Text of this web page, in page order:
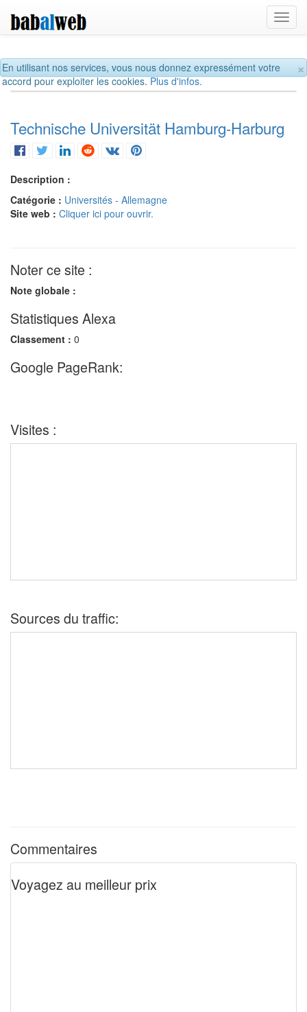
×
En utilisant nos services, vous nous donnez expressément votre
accord pour exploiter les cookies.Plus d'infos.
Technische Universität Hamburg-Harburg
Description :
Catégorie : Universités - Allemagne
Site web : Cliquer ici pour ouvrir.
Noter ce site :
Note globale :
Statistiques Alexa
Classement : 0
Google PageRank:
Visites :
Sources du traffic:
Commentaires
Voyagez au meilleur prix